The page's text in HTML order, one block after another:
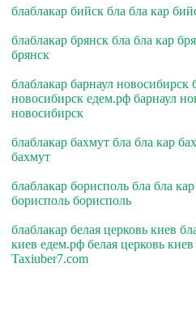
блаблакар бийск бла бла кар
блаблакар брянск бла бла кар
брянск
блаблакар барнаул новосибирск
новосибирск едем.рф барнаул
новосибирск
блаблакар бахмут бла бла кар
бахмут
блаблакар борисполь бла бла
борисполь борисполь
блаблакар белая церковь киев
киев едем.рф белая церковь
Taxiuber7.com